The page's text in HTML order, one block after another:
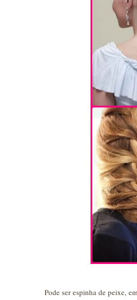
Pode ser espinha de peixe,